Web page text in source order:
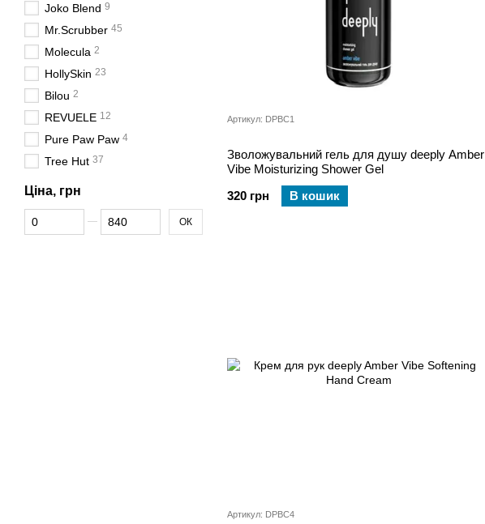
Артикул: DPBC1
Зволожувальний гель для душу deeply Amber
Vibe Moisturizing Shower Gel
320 грн
В кошик
Артикул: DPBC4
Joko Blend 9
Mr.Scrubber 45
Molecula 2
HollySkin 23
Bilou 2
REVUELE 12
Pure Paw Paw 4
Tree Hut 37
Ціна, грн
Від Ціна, грн
До Ціна, грн ОК